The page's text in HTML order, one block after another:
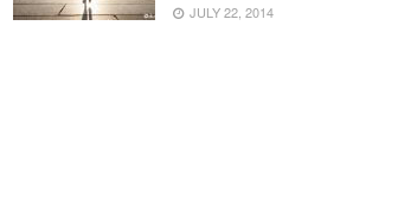
JULY 22, 2014